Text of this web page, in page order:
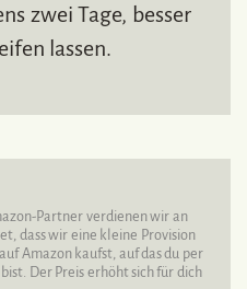
zwei Tage, besser
lassen.
Partner verdienen wir an
dass wir eine kleine Provision
Amazon kaufst, auf das du per
Der Preis erhöht sich für dich